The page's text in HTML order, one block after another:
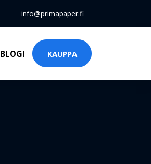
info@primapaper.fi
BLOGI KAUPPA